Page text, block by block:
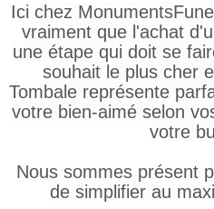
Ici chez
vraiment que l'achat
une étape qui doit se
souhait le plus cher
Tombale représente
votre bien-aimé selon
votre
Nous sommes présent
de simplifier au